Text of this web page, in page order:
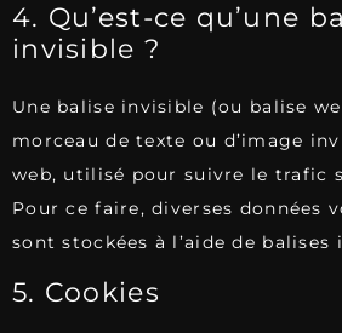
4. Qu’est-ce qu’une
invisible ?
Une balise invisible (ou balise
morceau de texte ou d’image
web, utilisé pour suivre le trafic
Pour ce faire, diverses données
sont stockées à l’aide de balises
5. Cookies